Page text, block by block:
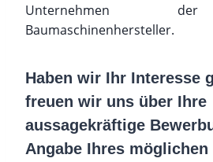
Unternehmen
Baumaschinenhersteller.
Haben wir Ihr Interesse
freuen wir uns über Ihre
aussagekräftige
Angabe Ihres möglichen